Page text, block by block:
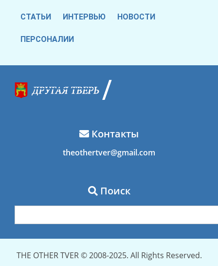
СТАТЬИ ИНТЕРВЬЮ НОВОСТИ
ПЕРСОНАЛИИ
Контакты
theothertver@gmail.com
Поиск
THE OTHER TVER © 2008-2025. All Rights Reserved.